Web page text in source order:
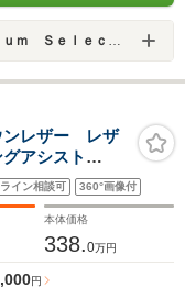
ｅｃｔｉｏｎ 姫路
ンレザー レザ
アシスト
シートヒ
ライト ブラ
イン相談可 360°画像付
本体価格
338.0万円
円